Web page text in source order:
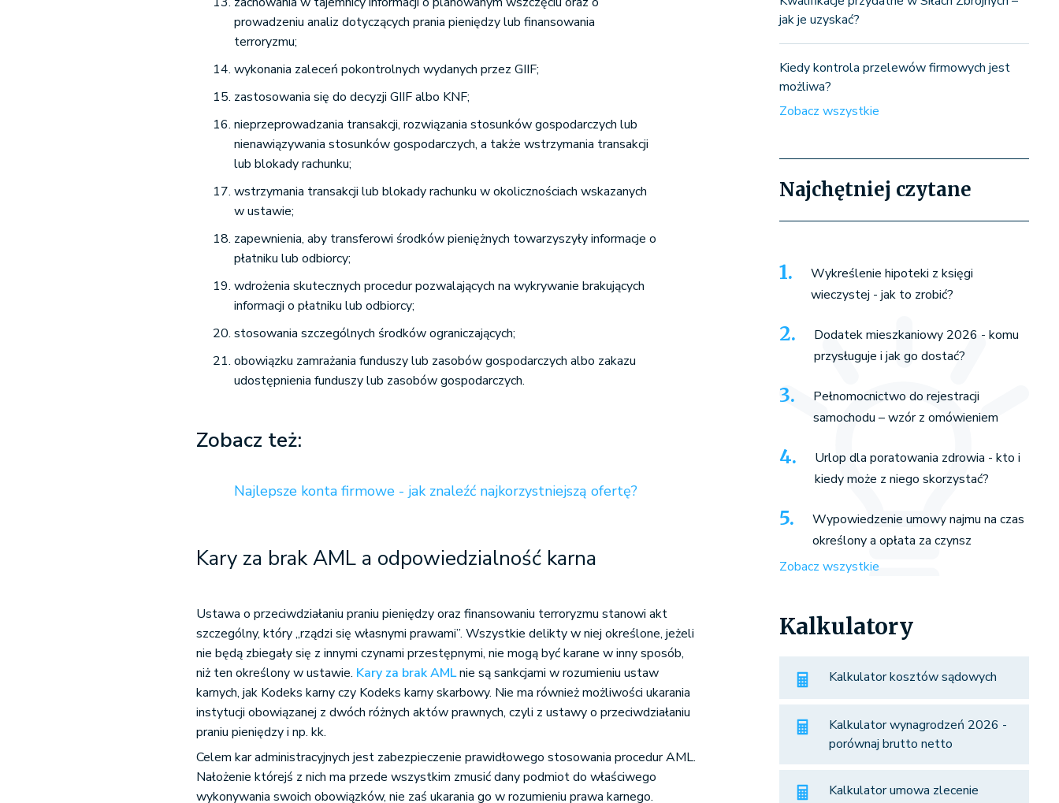
prowadzeniu analiz dotyczących prania pieniędzy lub finansowania
terroryzmu;
wykonania zaleceń pokontrolnych wydanych przez GIIF;
zastosowania się do decyzji GIIF albo KNF;
nieprzeprowadzania transakcji, rozwiązania stosunków gospodarczych lub
nienawiązywania stosunków gospodarczych, a także wstrzymania transakcji
lub blokady rachunku;
wstrzymania transakcji lub blokady rachunku w okolicznościach wskazanych
w ustawie;
zapewnienia, aby transferowi środków pieniężnych towarzyszyły informacje o
płatniku lub odbiorcy;
wdrożenia skutecznych procedur pozwalających na wykrywanie brakujących
informacji o płatniku lub odbiorcy;
stosowania szczególnych środków ograniczających;
obowiązku zamrażania funduszy lub zasobów gospodarczych albo zakazu
udostępnienia funduszy lub zasobów gospodarczych.
Zobacz też:
Najlepsze konta firmowe - jak znaleźć najkorzystniejszą ofertę?
Kary za brak AML a odpowiedzialność karna
Ustawa o przeciwdziałaniu praniu pieniędzy oraz finansowaniu terroryzmu stanowi akt
szczególny, który „rządzi się własnymi prawami”. Wszystkie delikty w niej określone, jeżeli
nie będą zbiegały się z innymi czynami przestępnymi, nie mogą być karane w inny sposób,
niż ten określony w ustawie. Kary za brak AMLnie są sankcjami w rozumieniu ustaw
karnych, jak Kodeks karny czy Kodeks karny skarbowy. Nie ma również możliwości ukarania
instytucji obowiązanej z dwóch różnych aktów prawnych, czyli z ustawy o przeciwdziałaniu
praniu pieniędzy i np. kk.
Celem kar administracyjnych jest zabezpieczenie prawidłowego stosowania procedur AML.
Nałożenie którejś z nich ma przede wszystkim zmusić dany podmiot do właściwego
wykonywania swoich obowiązków, nie zaś ukarania go w rozumieniu prawa karnego.
jak je uzyskać?
Kiedy kontrola przelewów firmowych jest
możliwa?
Zobacz wszystkie
Najchętniej czytane
Wykreślenie hipoteki z księgi
wieczystej - jak to zrobić?
Dodatek mieszkaniowy 2026 - komu
przysługuje i jak go dostać?
Pełnomocnictwo do rejestracji
samochodu – wzór z omówieniem
Urlop dla poratowania zdrowia - kto i
kiedy może z niego skorzystać?
Wypowiedzenie umowy najmu na czas
określony a opłata za czynsz
Zobacz wszystkie
Kalkulatory
Kalkulator kosztów sądowych
Kalkulator wynagrodzeń 2026 -
porównaj brutto netto
Kalkulator umowa zlecenie